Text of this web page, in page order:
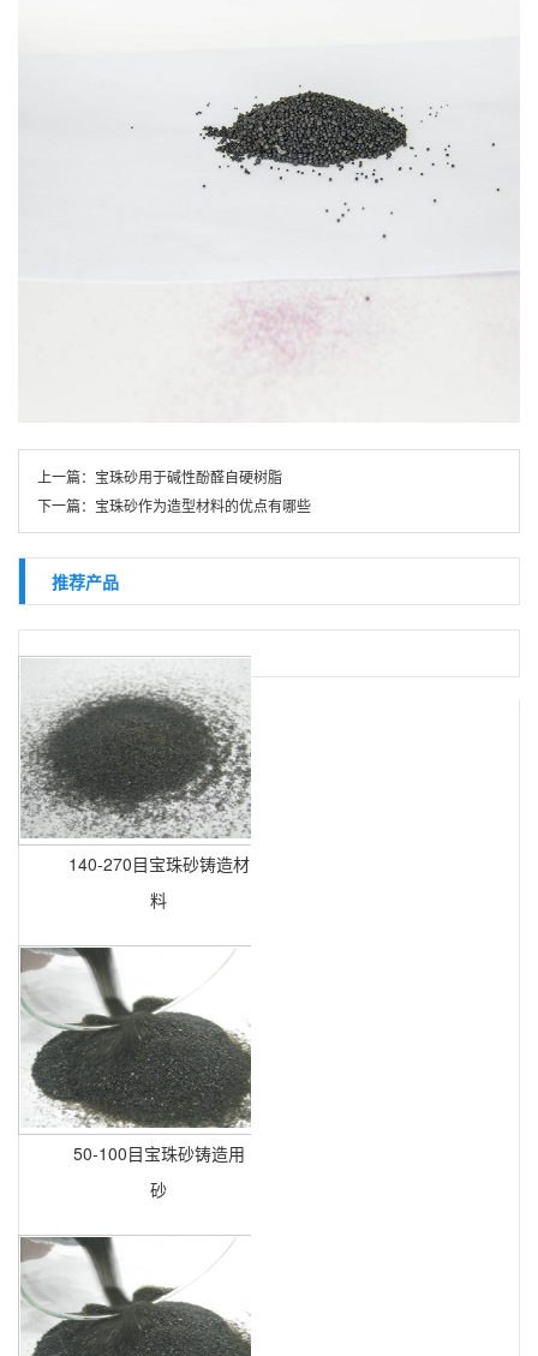
上一篇： 宝珠砂用于碱性酚醛自硬树脂
下一篇： 宝珠砂作为造型材料的优点有哪些
推荐产品
140-270目宝珠砂铸造材
料
50-100目宝珠砂铸造用
砂